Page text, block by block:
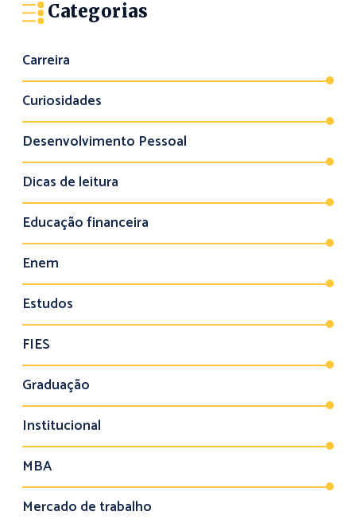
Categorias
Carreira
Curiosidades
Desenvolvimento Pessoal
Dicas de leitura
Educação financeira
Enem
Estudos
FIES
Graduação
Institucional
MBA
Mercado de trabalho